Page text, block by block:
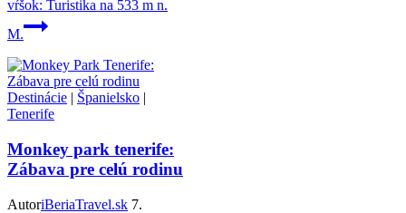
vŕšok: Turistika na 533 m n.
M.
Destinácie | Španielsko |
Tenerife
Monkey park tenerife:
Zábava pre celú rodinu
AutoriBeriaTravel.sk 7.